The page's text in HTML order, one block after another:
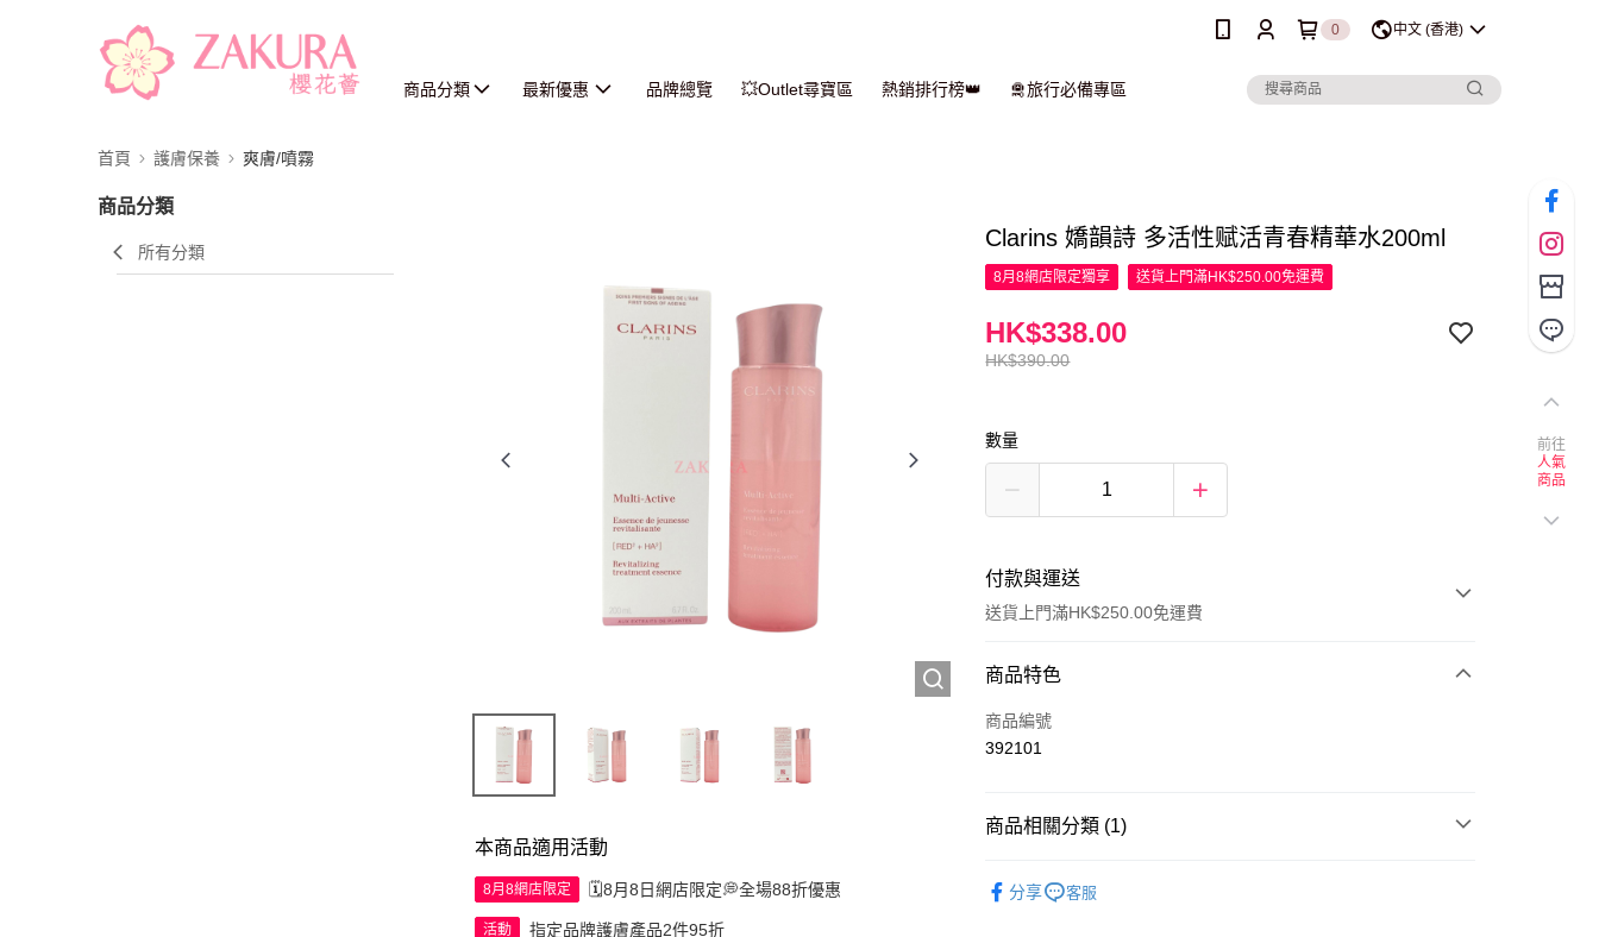
0 中文 (香港)
商品分類 最新優惠 品牌總覽 💥Outlet尋寶區 熱銷排行榜👑 🛅旅行必備專區
首頁 護膚保養 爽膚/噴霧
商品分類
所有分類
本商品適用活動
8月8網店限定 🗓️8月8日網店限定💭全場88折優惠
活動 指定品牌護膚產品2件95折
Clarins 嬌韻詩 多活性赋活青春精華水200ml
8月8網店限定獨享 送貨上門滿HK$250.00免運費
HK$390.00
HK$338.00
數量
付款與運送
送貨上門滿HK$250.00免運費
付款方式
信用卡
商品特色
商品編號
392101
商品相關分類 (1)
分享
客服
前往
人氣
商品